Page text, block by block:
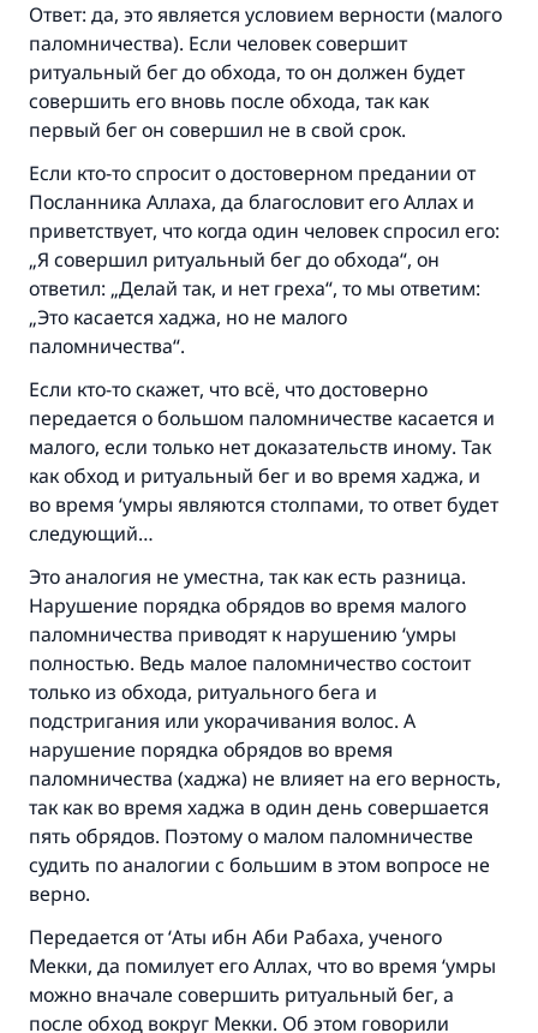
Ответ: да, это является условием верности (малого
паломничества). Если человек совершит
ритуальный бег до обхода, то он должен будет
совершить его вновь после обхода, так как
первый бег он совершил не в свой срок.
Если кто-то спросит о достоверном предании от
Посланника Аллаха, да благословит его Аллах и
приветствует, что когда один человек спросил его:
„Я совершил ритуальный бег до обхода“, он
ответил: „Делай так, и нет греха“, то мы ответим:
„Это касается хаджа, но не малого
паломничества“.
Если кто-то скажет, что всё, что достоверно
передается о большом паломничестве касается и
малого, если только нет доказательств иному. Так
как обход и ритуальный бег и во время хаджа, и
во время ‘умры являются столпами, то ответ будет
следующий…
Это аналогия не уместна, так как есть разница.
Нарушение порядка обрядов во время малого
паломничества приводят к нарушению ‘умры
полностью. Ведь малое паломничество состоит
только из обхода, ритуального бега и
подстригания или укорачивания волос. А
нарушение порядка обрядов во время
паломничества (хаджа) не влияет на его верность,
так как во время хаджа в один день совершается
пять обрядов. Поэтому о малом паломничестве
судить по аналогии с большим в этом вопросе не
верно.
Передается от ‘Аты ибн Аби Рабаха, ученого
Мекки, да помилует его Аллах, что во время ‘умры
можно вначале совершить ритуальный бег, а
после обход вокруг Мекки. Об этом говорили